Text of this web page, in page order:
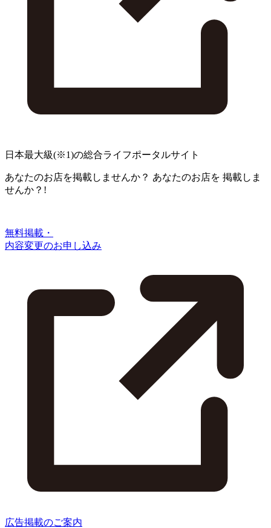
日本最大級(※1)の総合ライフポータルサイト
あなたのお店を掲載しませんか？ あなたのお店を 掲載しま
せんか？!
無料掲載・
内容変更のお申し込み
広告掲載のご案内